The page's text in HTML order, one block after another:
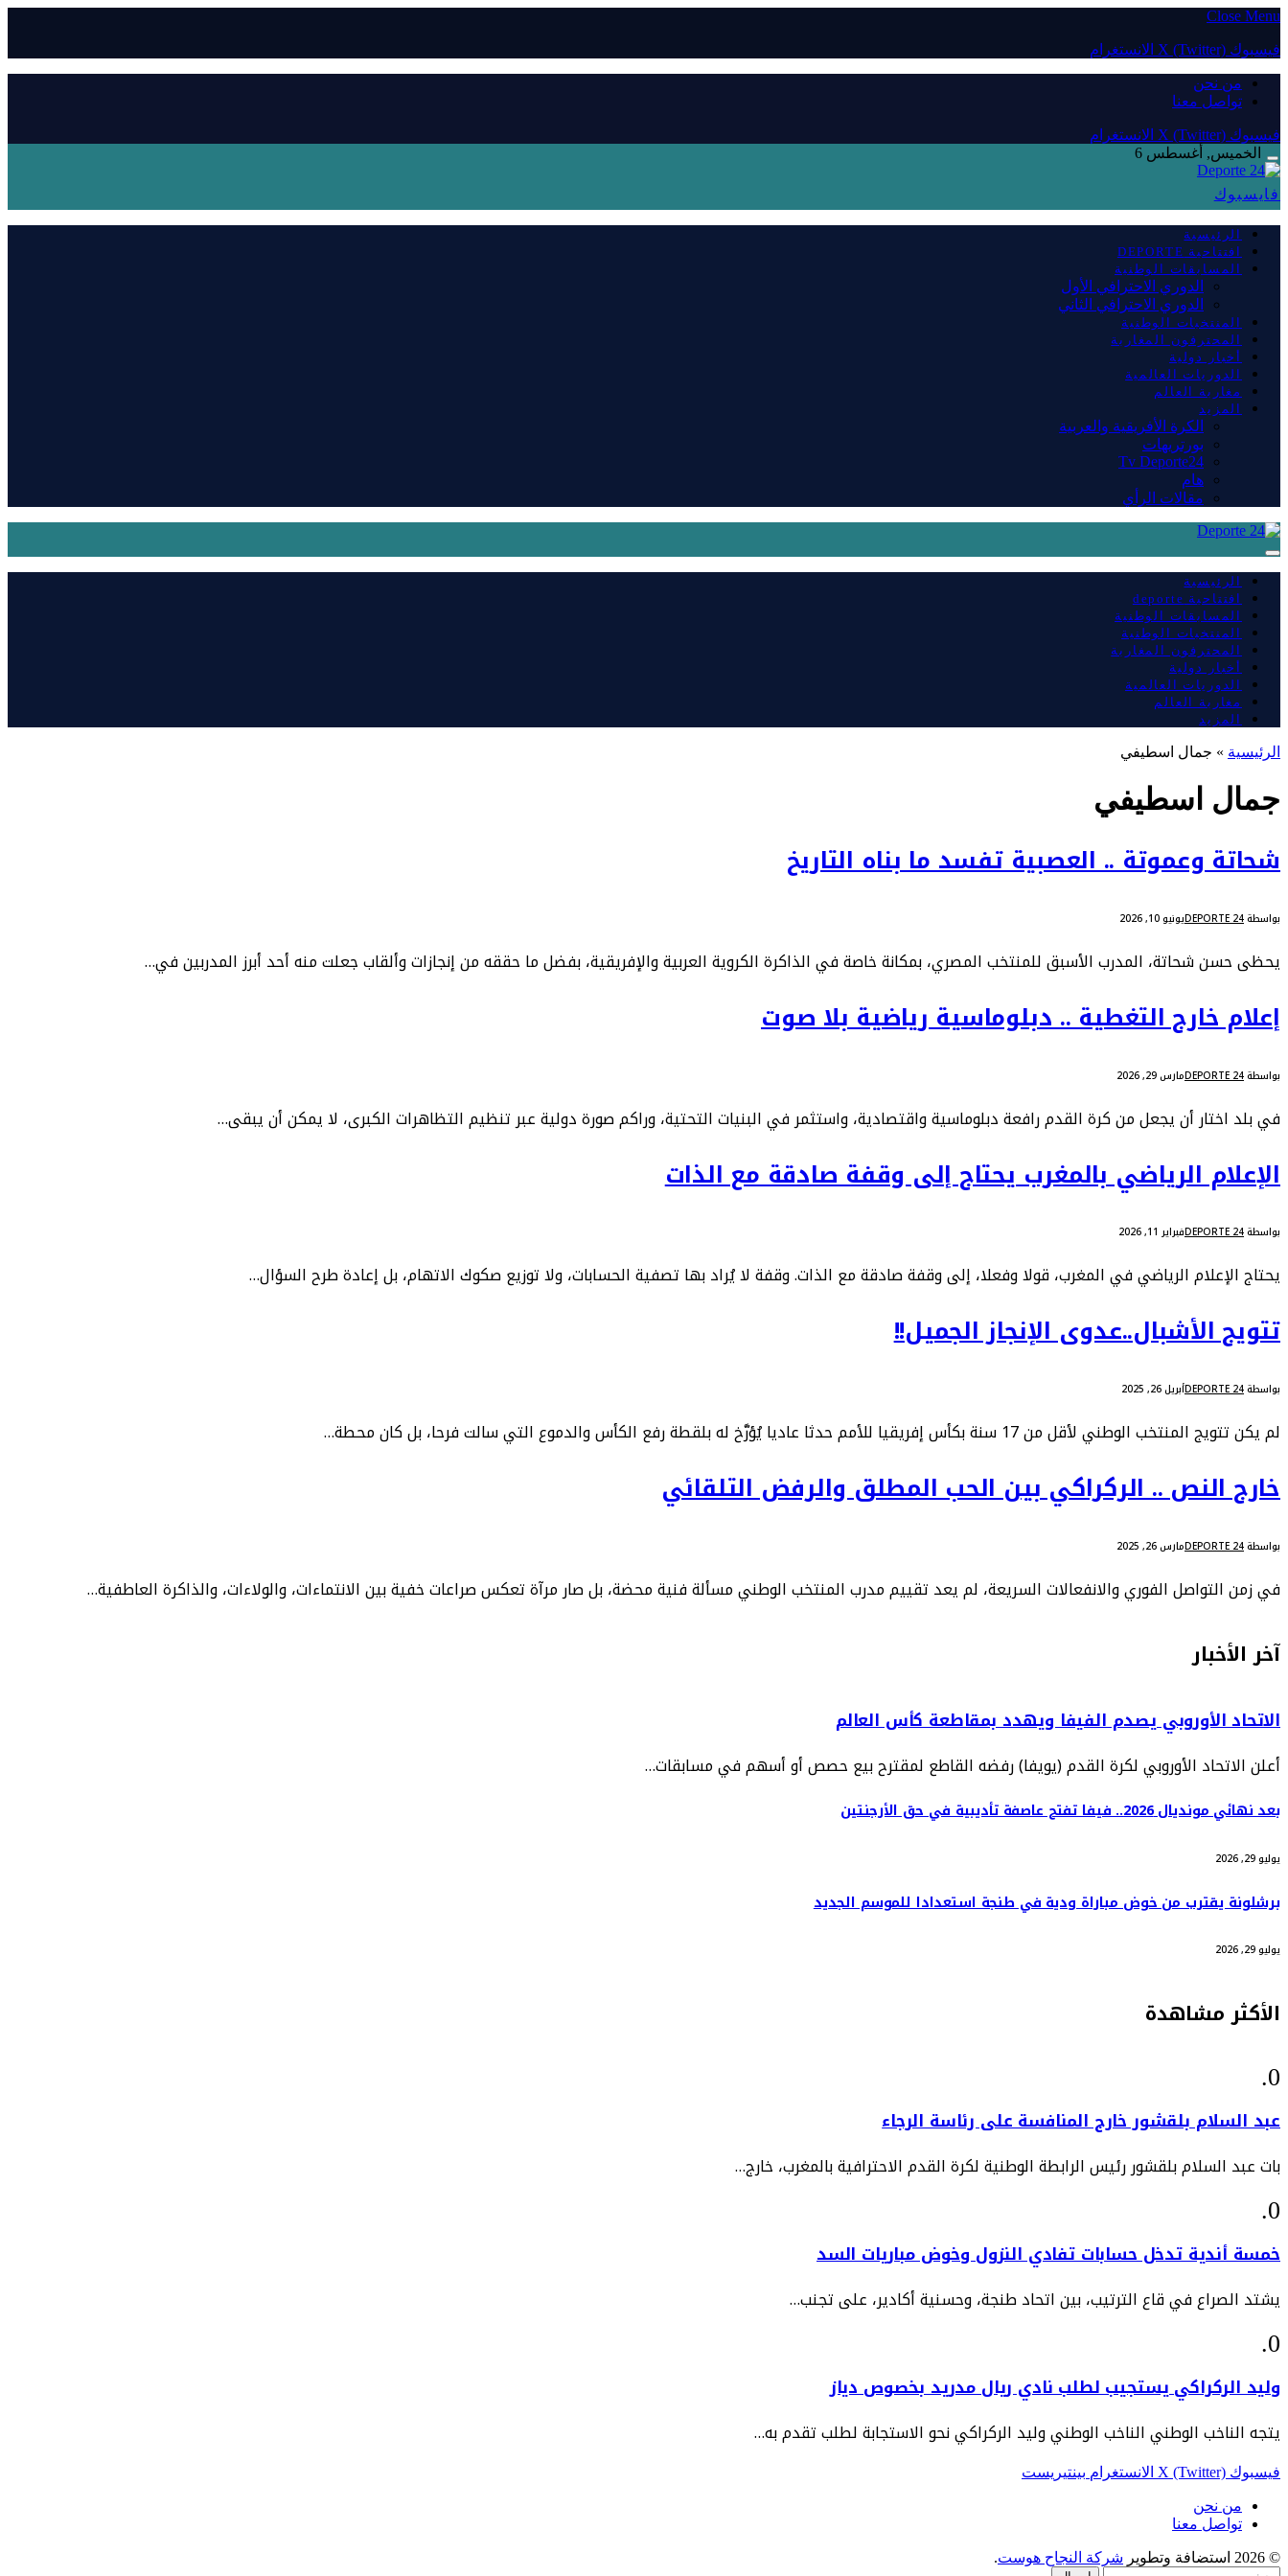
Close Menu
فيسبوك X (Twitter) الانستغرام
من نحن
تواصل معنا
فيسبوك X (Twitter) الانستغرام
الخميس, أغسطس 6
فايسبوك
الرئيسية
افتتاحية DEPORTE
المسابقات الوطنية
الدوري الاحترافي الأول
الدوري الاحترافي الثاني
المنتخبات الوطنية
المحترفون المغاربة
أخبار دولية
الدوريات العالمية
مغاربة العالم
المزيد
الكرة الأفريقية والعربية
بورتريهات
Tv Deporte24
هام
مقالات الرأي
الرئيسية
افتتاحية deporte
المسابقات الوطنية
المنتخبات الوطنية
المحترفون المغاربة
أخبار دولية
الدوريات العالمية
مغاربة العالم
المزيد
الرئيسية » جمال اسطيفي
جمال اسطيفي
شحاتة وعموتة .. العصبية تفسد ما بناه التاريخ
بواسطةDEPORTE 24يونيو 10, 2026
‏يحظى حسن شحاتة، المدرب الأسبق للمنتخب المصري، بمكانة خاصة في الذاكرة الكروية العربية والإفريقية، بفضل ما حققه من إنجازات وألقاب جعلت منه أحد أبرز المدربين في…
إعلام خارج التغطية .. دبلوماسية رياضية بلا صوت
بواسطةDEPORTE 24مارس 29, 2026
‏في بلد اختار أن يجعل من كرة القدم رافعة دبلوماسية واقتصادية، واستثمر في البنيات التحتية، وراكم صورة دولية عبر تنظيم التظاهرات الكبرى، لا يمكن أن يبقى…
الإعلام الرياضي بالمغرب يحتاج إلى وقفة صادقة مع الذات
بواسطةDEPORTE 24فبراير 11, 2026
يحتاج الإعلام الرياضي في المغرب، قولا وفعلا، إلى وقفة صادقة مع الذات. وقفة لا يُراد بها تصفية الحسابات، ولا توزيع صكوك الاتهام، بل إعادة طرح السؤال…
تتويج الأشبال..عدوى الإنجاز الجميل!!
بواسطةDEPORTE 24أبريل 26, 2025
لم يكن تتويج المنتخب الوطني لأقل من 17 سنة بكأس إفريقيا للأمم حدثا عاديا يُؤرَّخ له بلقطة رفع الكأس والدموع التي سالت فرحا، بل كان محطة…
خارج النص .. الركراكي بين الحب المطلق والرفض التلقائي
بواسطةDEPORTE 24مارس 26, 2025
في زمن التواصل الفوري والانفعالات السريعة، لم يعد تقييم مدرب المنتخب الوطني مسألة فنية محضة، بل صار مرآة تعكس صراعات خفية بين الانتماءات، والولاءات، والذاكرة العاطفية…
آخر الأخبار
الاتحاد الأوروبي يصدم الفيفا ويهدد بمقاطعة كأس العالم
أعلن الاتحاد الأوروبي لكرة القدم (يويفا) رفضه القاطع لمقترح بيع حصص أو أسهم في مسابقات…
بعد نهائي مونديال 2026.. فيفا تفتح عاصفة تأديبية في حق الأرجنتين
يوليو 29, 2026
برشلونة يقترب من خوض مباراة ودية في طنجة استعدادا للموسم الجديد
يوليو 29, 2026
الأكثر مشاهدة
عبد السلام بلقشور خارج المنافسة على رئاسة الرجاء
بات عبد السلام بلقشور رئيس الرابطة الوطنية لكرة القدم الاحترافية بالمغرب، خارج…
خمسة أندية تدخل حسابات تفادي النزول وخوض مباريات السد
يشتد الصراع في قاع الترتيب، بين اتحاد طنجة، وحسنية أكادير، على تجنب…
وليد الركراكي يستجيب لطلب نادي ريال مدريد بخصوص دياز
يتجه الناخب الوطني الناخب الوطني وليد الركراكي نحو الاستجابة لطلب تقدم به…
فيسبوك X (Twitter) الانستغرام بينتيريست
من نحن
تواصل معنا
© 2026 استضافة وتطوير شركة النجاح هوست.